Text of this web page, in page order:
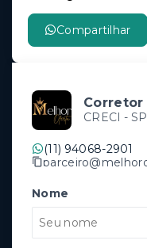
Compartilhar
Corretor
CRECI - SP
(11) 94068-2901
Nome